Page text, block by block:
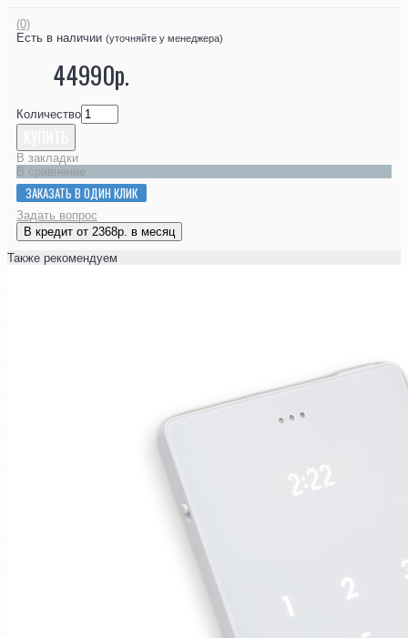
(0)
Есть в наличии (уточняйте у менеджера)
44990р.
Количество
В закладки
В сравнение
ЗАКАЗАТЬ В ОДИН КЛИК
Задать вопрос
В кредит от 2368р. в месяц
Также рекомендуем